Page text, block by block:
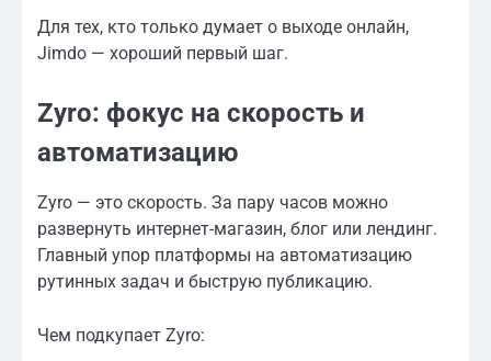
Для тех, кто только думает о выходе онлайн,
Jimdo — хороший первый шаг.
Zyro: фокус на скорость и
автоматизацию
Zyro — это скорость. За пару часов можно
развернуть интернет-магазин, блог или лендинг.
Главный упор платформы на автоматизацию
рутинных задач и быструю публикацию.
Чем подкупает Zyro: